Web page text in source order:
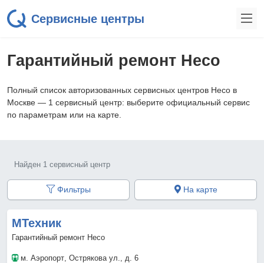
Сервисные центры
Гарантийный ремонт Heco
Полный список авторизованных сервисных центров Heco в
Москве — 1 сервисный центр: выберите официальный сервис
по параметрам или на карте.
Найден 1 сервисный центр
Фильтры На карте
МТехник
Гарантийный ремонт Heco
м. Аэропорт, Острякова ул., д. 6